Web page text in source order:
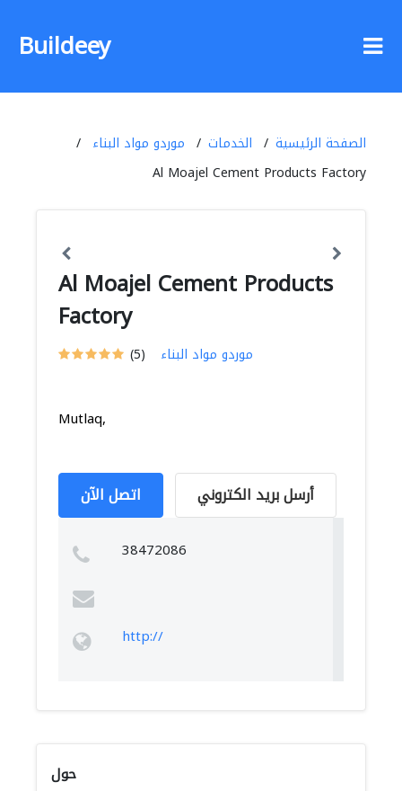
Buildeey
الصفحة الرئيسية الخدمات
موردو مواد البناء
Al Moajel Cement Products Factory
Al Moajel Cement Products
Factory
(5) موردو مواد البناء
Mutlaq,
اتصل الآن أرسل بريد الكتروني
38472086
http://
حول